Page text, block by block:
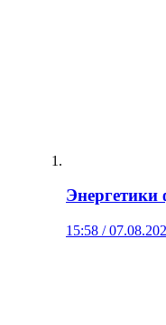
Энергетики
15:58 /